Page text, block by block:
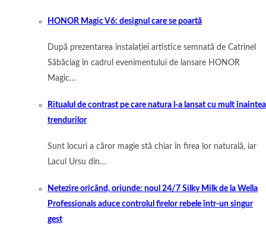
HONOR Magic V6: designul care se poartă
După prezentarea instalației artistice semnată de Catrinel
Săbăciag în cadrul evenimentului de lansare HONOR
Magic…
Ritualul de contrast pe care natura l-a lansat cu mult înaintea
trendurilor
Sunt locuri a căror magie stă chiar în firea lor naturală, iar
Lacul Ursu din…
Netezire oricând, oriunde: noul 24/7 Silky Milk de la Wella
Professionals aduce controlul firelor rebele într-un singur
gest